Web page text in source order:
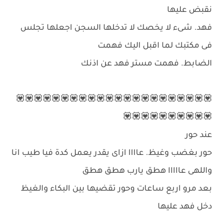
نقبض عليها
فهد. شىء لا يخصك لا تدخلها السجن اجعلها تجلس
فى مكتبك لما اقبل اليك فهمت
الضابط. فهمت مستر فهد عن اذنك
💟💟💟💟💟💟💟💟💟💟💟💟💟💟💟💟💟💟💟💟💟💟
💟💟💟💟💟💟💟💟💟💟
عند حور
حور بغضب وغيظ. عاااا ازاى يقدر يعمل كدة فيا طيب انا
واللهى عااااا هطق يارب هطق هطق
بعد مرو اربع ساعات وحور تقضيها بين البكاء والغيظ
دخل فهد عليها